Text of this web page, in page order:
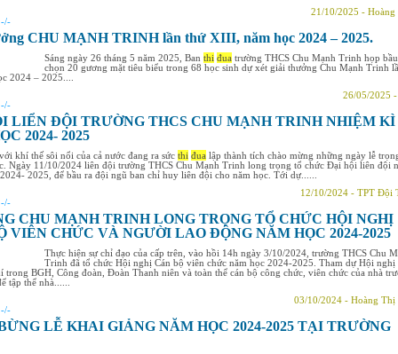
21/10/2025 - Hoàng
-/-
CHU MẠNH TRINH lần thứ XIII, năm học 2024 – 2025.
Sáng ngày 26 tháng 5 năm 2025, Ban thi đua trường THCS Chu Mạnh Trinh họp bầu
chọn 20 gương mặt tiêu biểu trong 68 học sinh dự xét giải thưởng Chu Mạnh Trinh
2024 – 2025....
26/05/2025
-/-
LIỂN ĐỘI TRƯỜNG THCS CHU MẠNH TRINH NHIỆM KÌ
2024- 2025
khí thế sôi nổi của cả nước đang ra sức thi đua lập thành tích chào mừng những ngày lễ
Ngày 11/10/2024 liên đội trường THCS Chu Mạnh Trinh long trọng tổ chức Đại hội liên đội
2025, để bầu ra đội ngũ ban chỉ huy liên đội cho năm học. Tới dự......
12/10/2024 - TPT Đội
-/-
CHU MẠNH TRINH LONG TRỌNG TỔ CHỨC HỘI NGHỊ
VIÊN CHỨC VÀ NGƯỜI LAO ĐỘNG NĂM HỌC 2024-2025
Thực hiện sự chỉ đạo của cấp trên, vào hồi 14h ngày 3/10/2024, trường THCS Chu
Trinh đã tổ chức Hội nghị Cán bộ viên chức năm học 2024-2025. Tham dự Hội nghị
trong BGH, Công đoàn, Đoàn Thanh niên và toàn thể cán bộ công chức, viên chức của nhà
tập thể nhà......
03/10/2024 - Hoàng Thị
-/-
LỄ KHAI GIẢNG NĂM HỌC 2024-2025 TẠI TRƯỜNG